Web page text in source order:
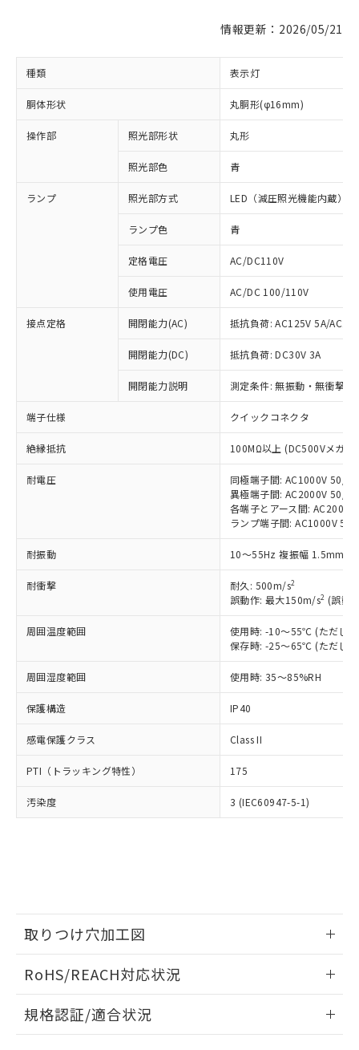
情報更新：2026/05/21
種類 表示灯
胴体形状 丸胴形(φ16mm)
操作部 照光部形状 丸形
照光部色 青
ランプ 照光部方式 LED（減圧照光機能内蔵）
ランプ色 青
定格電圧 AC/DC110V
使用電圧 AC/DC 100/110V
接点定格 開閉能力(AC) 抵抗負荷: AC125V 5A/
開閉能力(DC) 抵抗負荷: DC30V 3A
開閉能力説明 測定条件: 無振動・無衝撃
端子仕様 クイックコネクタ
絶縁抵抗 100MΩ以上 (DC500Vメガ)
耐電圧
同極端子間: AC1000V 50/
異極端子間: AC2000V 50/
各端子とアース間:
ランプ端子間: AC1000V
耐振動 10～55Hz 複振幅 1.5mm (
耐衝撃 耐久: 500m/s2
誤動作: 最大150m/s2 (誤動
周囲温度範囲
使用時: -10～55℃ (ただし
保存時: -25～65℃ (ただし
周囲湿度範囲 使用時: 35～85%RH
保護構造 IP40
感電保護クラス Class II
PTI（トラッキング特性） 175
汚染度 3 (IEC60947-5-1)
取りつけ穴加工図
RoHS/REACH対応状況
EU RoHS 注意事項・凡例
規格認証/適合状況
ご利用条件
以下の条件をお読みいただき、同意のうえ
本サービスは、当社制御機器事業取扱
商品の当社在庫状況および標準価格
(税抜)を提供させていただくもので
当社制御機器事業取扱商品の中には、
本サービスの対象外となる商品もある
在庫状況および標準価格照会結果は、
記載している更新日時点での社内デー
タに基づき作成されるものであり、閲
覧された時点での実際の在庫および標
準価格とは異なる場合があることをご
了承ください。
正式な納期状況および標準価格はお客
様のお取引先、またはお客様担当のオ
ムロン制御機器販売店・当社販売員に
ご相談ください。
示しないようお願いします。
マイパーツ機能（部品リスト作成サー
ビス）をご利用いただくには、I-Web
メンバーズにご登録されている必要が
あります。
登録された部品リストについて、当社
および当社の共同利用者が、当社の製
※1 対応状況
対応済み：EU RoHS指令（10物質）の
非含有に対応した製品が提供可能な商品で
す。
対応予定：EU RoHS指令（10物質）の非含
有に対応した製品に切り替える予定のある
対応予定なし：EU RoHS指令（10物質）の
非含有に非対応の商品で、対応品を出す予
調査・確認中：EU RoHS指令（10物質）の
非含有の対応状況を調査中または確認中の
非該当品：ライセンス料など無形物で、有
害物質有無と関係のない商品です。
仕入先様の事情により、非含有部品として
いたものが、含有品と判明した場合などや
鉛(Pb) 1000ppm以下、 水銀(Hg) 1000ppm以下、 カド
ミウム(Cd) 100ppm以下、
六価クロム(Cr(Ⅵ)) 1000ppm以下、ポリ臭化ビフェニル
類(PBB) 1000ppm以下、ポリ臭化ジフェニルエーテル類
ルベンジル（BBP） 1000ppm以下、フタル酸ジブチル
（DBP） 1000ppm以下、フタル酸ジイソブチル
但し、RoHS指令で産業用監視および制御機器に対する
適用除外項目は除く。
部品在庫の切り替え状況などにより、予定
月が前後することがあります。
※3 非含有証明書ダウンロード
「○」：最大均質材料含有率が中国RoHSの
基準値以下であることを示します。
「×」：最大均質材料含有率が中国RoHSの
基準値を超えていることを示します。
「－」：未確認です。当社販売部門へお問
い合わせください。
*中国RoHS10物質の基準値 (GB/T26572)：
Pb(鉛) :1000ppm、 Hg(水銀) : 1000ppm、 Cd(カドミウ
Cr(Ⅵ)(六価クロム) : 1000ppm、 PBBs(ポリ臭化ビフェ
ニル類) : 1000ppm、 PBDEs(ポリ臭化ジフェニルエーテ
ル類) : 1000ppm、
DBP(フタル酸ジブチル) : 1000ppm、 DIBP(フタル酸ジ
イソブチル) : 1000ppm、 BBP(フタル酸ブチルベンジ
DEHP(フタル酸ビス(2-エチルヘキシル)) : 1000ppm
準値以下であることを示します。
「10」：通常の使用状況下において有害物
質が外部に漏えいし、環境に深刻な影響を
「－」：未確認です。当社販売部門へお問
い合わせください。
当社は、これら貴社製品のうち、外国
為替および外国貿易法に定める商品
（以下｢規制貨物等」という）を輸出
または国外への提供する場合は、日本
国政府の輸出許可(または役務取引許
可)を取得するなどの必要な手続きを
とります。
当社は規制貨物を破棄する場合は、完
全に破砕するなど、違法に輸出されな
いよう必要な手段を講じます。
当社は貴社製品を、核兵器、ミサイ
該第三者に通知します。また当社は、
販売先および販売に係わる関係者が違
法に輸出するおそれがある場合は、取
一定数以上の在庫あり
一定数には満たないが在庫あり
空
白
受注生産機種、また在庫状況の
情報を公開していない機種